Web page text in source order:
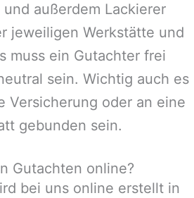
außerdem Lackierer
jeweiligen Werkstätte und
muss ein Gutachter frei
sein. Wichtig auch es
Versicherung oder an eine
gebunden sein.
Gutachten online?
bei uns online erstellt in